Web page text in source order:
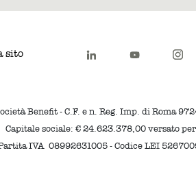
sito
Benefit - C.F. e n. Reg. Imp. di Roma
Capitale sociale: € 24.623.378,00 versato
IVA 08992631005 - Codice LEI